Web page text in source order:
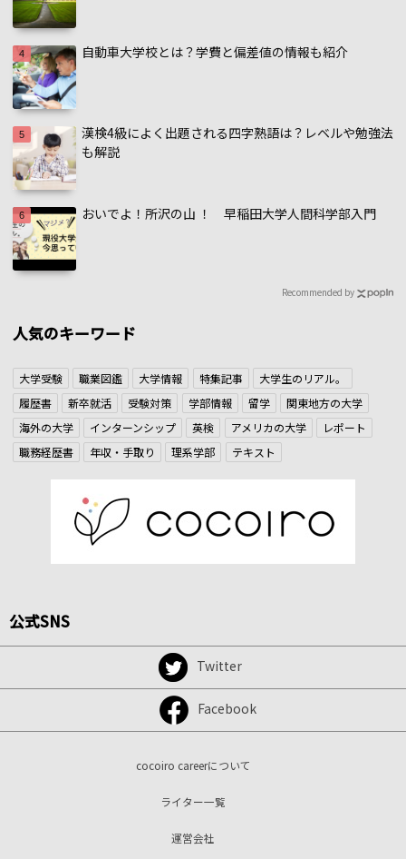
自動車大学校とは？学費と偏差値の情報も紹介
漢検4級によく出題される四字熟語は？レベルや勉強法
も解説
おいでよ！所沢の山 ！ 早稲田大学人間科学部入門
Recommended by
人気のキーワード
大学受験 職業図鑑 大学情報 特集記事
大学生のリアル。
履歴書
新卒就活 受験対策 学部情報 留学
関東地方の大学
海外の大学
インターンシップ 英検 アメリカの大学
レポート
職務経歴書
年収・手取り 理系学部 テキスト
公式SNS
Twitter
Facebook
cocoiro careerについて
ライター一覧
運営会社